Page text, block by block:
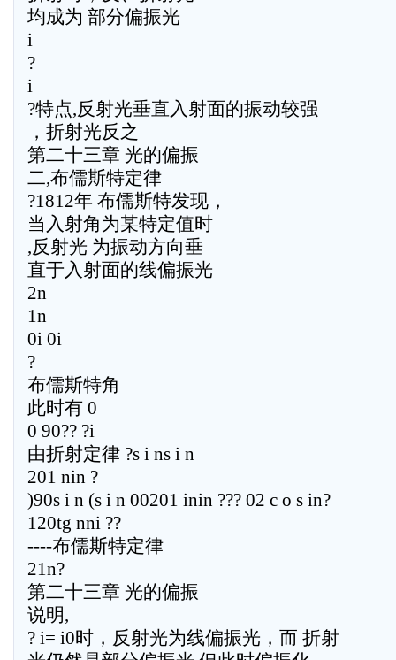
均成为 部分偏振光
i
?
i
?特点,反射光垂直入射面的振动较强
，折射光反之
第二十三章 光的偏振
二,布儒斯特定律
?1812年 布儒斯特发现，
当入射角为某特定值时
,反射光 为振动方向垂
直于入射面的线偏振光
2n
1n
0i 0i
?
布儒斯特角
此时有 0
0 90?? ?i
由折射定律 ?s i ns i n
201 nin ?
)90s i n (s i n 00201 inin ??? 02 c o s in?
120tg nni ??
----布儒斯特定律
21n?
第二十三章 光的偏振
说明,
? i= i0时，反射光为线偏振光，而 折射